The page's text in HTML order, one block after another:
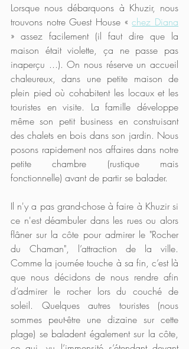
Lorsque nous débarquons à Khuzir, nous
trouvons notre Guest House « chez Diana
» assez facilement (il faut dire que la
maison était violette, ça ne passe pas
inaperçu ...). On nous réserve un accueil
chaleureux, dans une petite maison de
plein pied où cohabitent les locaux et les
touristes en visite. La famille développe
même son petit business en construisant
des chalets en bois dans son jardin. Nous
posons rapidement nos affaires dans notre
petite chambre (rustique mais
fonctionnelle) avant de partir se balader.
Il n'y a pas grand-chose à faire à Khuzir si
ce n'est déambuler dans les rues ou alors
flâner sur la côte pour admirer le "Rocher
du Chaman", l’attraction de la ville.
Comme la journée touche à sa fin, c’est là
que nous décidons de nous rendre afin
d’admirer le rocher lors du couché de
soleil. Quelques autres touristes (nous
sommes peut-être une dizaine sur cette
plage) se baladent également sur la côte,